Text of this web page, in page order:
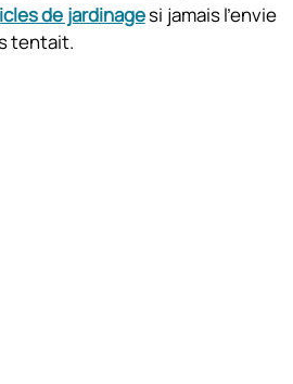
de jardinagesi jamais l’envie
tentait.